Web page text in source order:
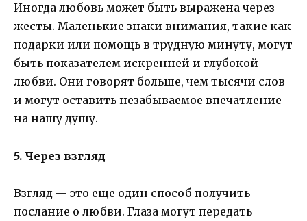
Иногда любовь может быть выражена через
жесты. Маленькие знаки внимания, такие как
подарки или помощь в трудную минуту, могут
быть показателем искренней и глубокой
любви. Они говорят больше, чем тысячи слов
и могут оставить незабываемое впечатление
на нашу душу.
5. Через взгляд
Взгляд — это еще один способ получить
послание о любви. Глаза могут передать